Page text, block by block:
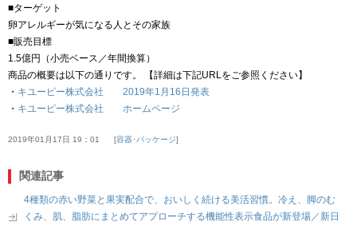
■ターゲット
卵アレルギーが気になる人とその家族
■販売目標
1.5億円（小売ベース／年間換算）
商品の概要は以下の通りです。 【詳細は下記URLをご参照ください】
・ キユーピー株式会社 2019年1月16日発表
・ キユーピー株式会社 ホームページ
2019年01月17日 19：01 容器･パッケージ
関連記事
4種類の赤い野菜と果実配合で、おいしく続ける美活習慣。冷え、脚のむ
くみ、肌、脂肪にまとめてアプローチする機能性表示食品が新登場／新日